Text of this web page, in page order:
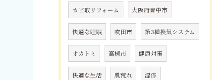
カビ取リフォーム 大阪府豊中市
快適な睡眠 吹田市 第3種換気システム
オカトミ 高槻市 健康対策
快適な生活 肌荒れ 湿疹